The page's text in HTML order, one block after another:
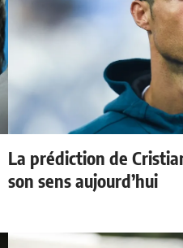
La prédiction de
son sens aujourd’hui